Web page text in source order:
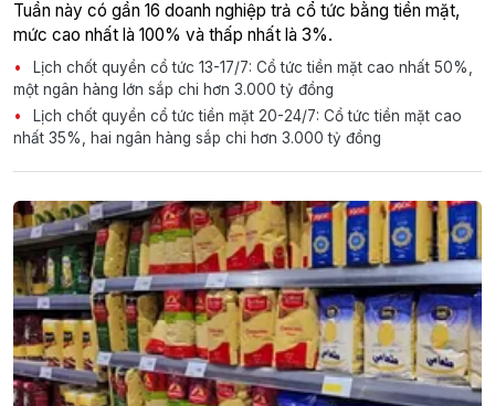
Tuần này có gần 16 doanh nghiệp trả cổ tức bằng tiền mặt,
mức cao nhất là 100% và thấp nhất là 3%.
Lịch chốt quyền cổ tức 13-17/7: Cổ tức tiền mặt cao nhất 50%,
một ngân hàng lớn sắp chi hơn 3.000 tỷ đồng
Lịch chốt quyền cổ tức tiền mặt 20-24/7: Cổ tức tiền mặt cao
nhất 35%, hai ngân hàng sắp chi hơn 3.000 tỷ đồng